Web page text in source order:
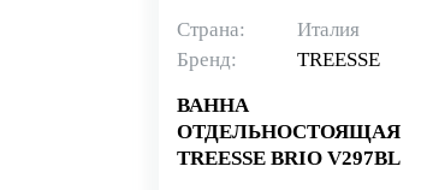
Страна:
Италия
Бренд:
TREESSE
ВАННА
ОТДЕЛЬНОСТОЯЩАЯ
TREESSE BRIO V297BL